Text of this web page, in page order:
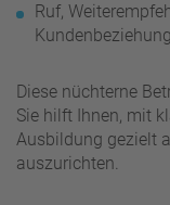
Ruf,
Diese nüchterne
Sie hilft Ihnen, mit
Ausbildung gezielt
auszurichten.